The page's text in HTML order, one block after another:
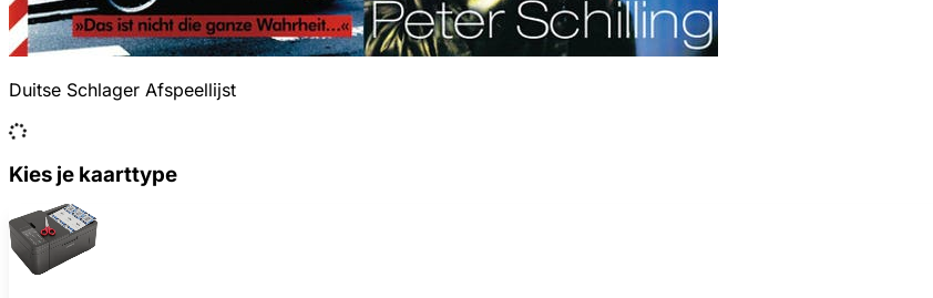
Duitse Schlager Afspeellijst
Kies je kaarttype